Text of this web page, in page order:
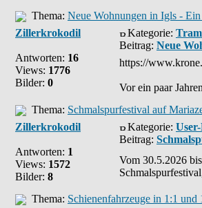
Thema: Neue Wohnungen in Igls -
Zillerkrokodil
Antworten: 16
Views: 1776
Bilder: 0
Kategorie:
Beitrag: Neue
https://
Vor ein paar
Thema: Schmalspurfestival auf
Zillerkrokodil
Antworten: 1
Views: 1572
Bilder: 8
Kategorie:
Beitrag:
Vom 30.5.2026
Thema: Schienenfahrzeuge in 1:1